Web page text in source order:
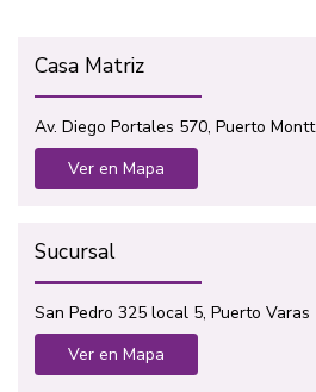
Casa Matriz
Av. Diego Portales 570, Puerto Montt
Ver en Mapa
Sucursal
San Pedro 325 local 5, Puerto Varas
Ver en Mapa